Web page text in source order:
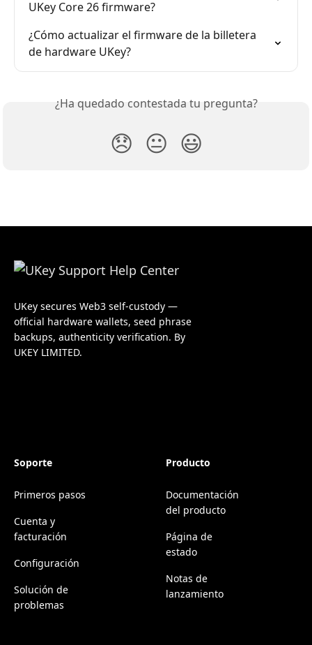
UKey Core 26 firmware?
¿Cómo actualizar el firmware de la billetera
de hardware UKey?
¿Ha quedado contestada tu pregunta?
😞 😐 😃
UKey secures Web3 self-custody —
official hardware wallets, seed phrase
backups, authenticity verification. By
UKEY LIMITED.
Soporte
Primeros pasos
Cuenta y
facturación
Configuración
Solución de
problemas
Producto
Documentación
del producto
Página de
estado
Notas de
lanzamiento